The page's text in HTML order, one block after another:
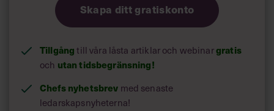
Skapa ditt gratiskonto
Tillgångtill våra låsta artiklar och webinargratis
och utan tidsbegränsning!
Chefs nyhetsbrev med senaste
ledarskapsnyheterna!